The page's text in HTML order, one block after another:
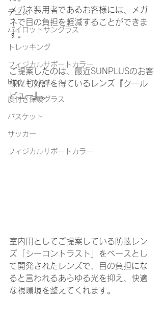
テニス
パイロットサングラス
トレッキング
フィジカルサポートカラー
Rudy Project
度付き保護グラス
バスケット
サッカー
フィジカルサポートカラー
メガネ装用者であるお客様には、メガ
ネで目の負担を軽減することができま
す。
ご提案したのは、最近SUNPLUSのお客
様にも好評を得ているレンズ『クール
ビュー』。
室内用としてご提案している防眩レン
ズ「シーコントラスト」をベースとし
て開発されたレンズで、目の負担にな
ると言われるあらゆる光を抑え、快適
な視環境を整えてくれます。